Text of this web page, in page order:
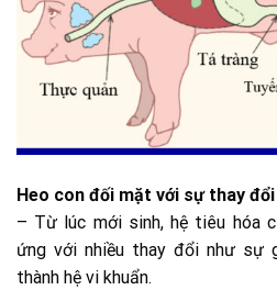
Heo con đối mặt với sự thay đổi
– Từ lúc mới sinh, hệ tiêu hóa
ứng với nhiều thay đổi như sự
thành hệ vi khuẩn.